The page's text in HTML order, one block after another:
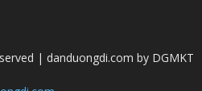
| danduongdi.com by DGMKT